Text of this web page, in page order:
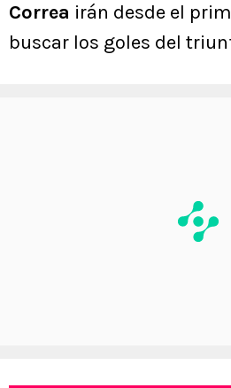
Correa irán desde el
buscar los goles del